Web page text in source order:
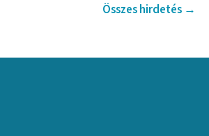
Összes hirdetés →